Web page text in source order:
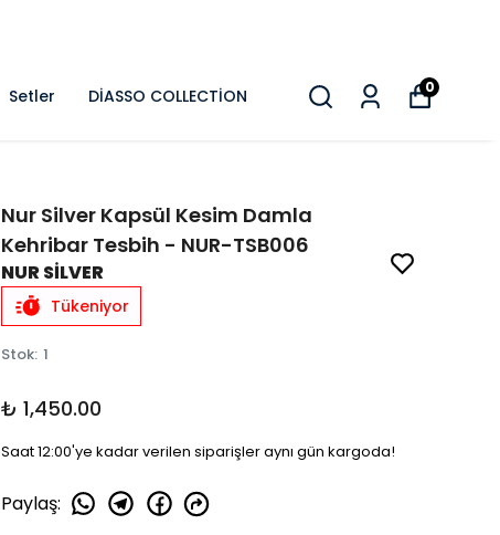
Setler DİASSO COLLECTİON 0
Nur Silver Kapsül Kesim Damla
Kehribar Tesbih - NUR-TSB006
NUR SİLVER
Tükeniyor
Stok: 1
₺ 1,450.00
Saat 12:00'ye kadar verilen siparişler aynı gün kargoda!
Paylaş: